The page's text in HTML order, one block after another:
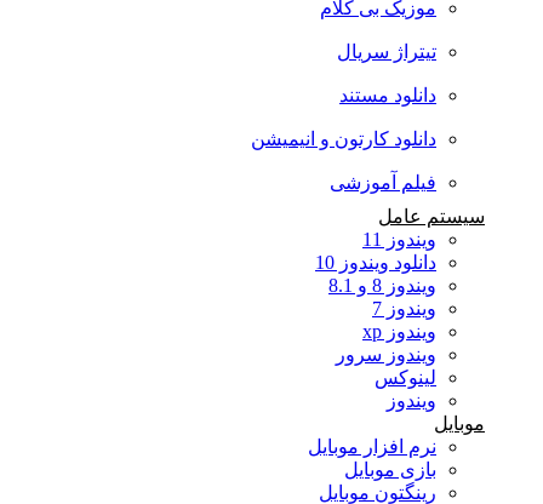
موزیک بی کلام
تیتراژ سریال
دانلود مستند
دانلود کارتون و انیمیشن
فیلم آموزشی
سیستم عامل
ویندوز 11
دانلود ویندوز 10
ویندوز 8 و 8.1
ویندوز 7
ویندوز xp
ویندوز سرور
لینوکس
ویندوز
موبایل
نرم افزار موبایل
بازی موبایل
رینگتون موبایل